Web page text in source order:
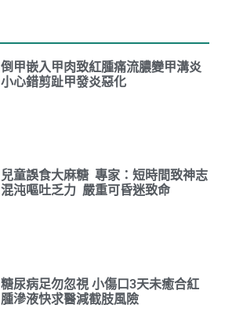
倒甲嵌入甲肉致紅腫痛流膿變甲溝炎
小心錯剪趾甲發炎惡化
兒童誤食大麻糖 專家：短時間致神志
混沌嘔吐乏力 嚴重可昏迷致命
糖尿病足勿忽視 小傷口3天未癒合紅
腫滲液快求醫減截肢風險